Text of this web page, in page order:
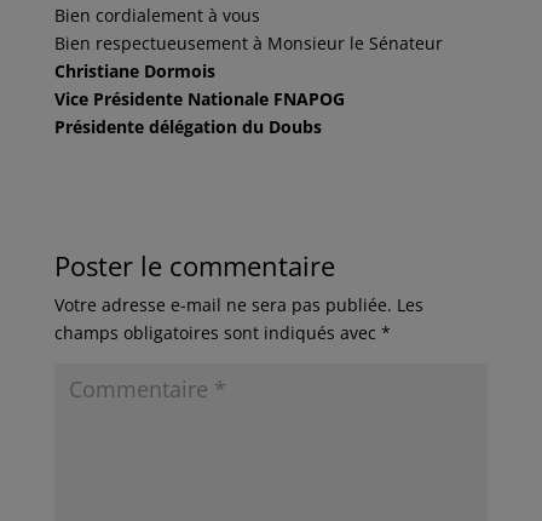
Bien cordialement à vous
Bien respectueusement à Monsieur le Sénateur
Christiane Dormois
Vice Présidente Nationale FNAPOG
Présidente délégation du Doubs
Poster le commentaire
Votre adresse e-mail ne sera pas publiée. Les
champs obligatoires sont indiqués avec *